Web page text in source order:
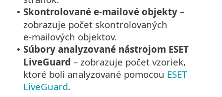
• Skontrolované e‑mailové objekty –
zobrazuje počet skontrolovaných
e‑mailových objektov.
• Súbory analyzované nástrojom ESET
LiveGuard – zobrazuje počet vzoriek,
ktoré boli analyzované pomocou ESET
LiveGuard.